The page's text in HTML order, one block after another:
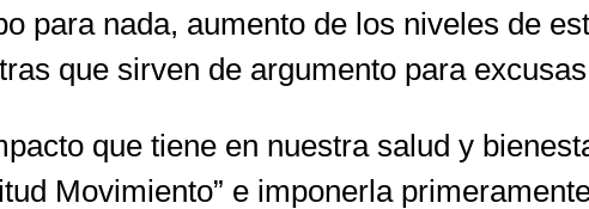
para nada, aumento de los niveles de
que sirven de argumento para
que tiene en nuestra salud y
Movimiento” e imponerla